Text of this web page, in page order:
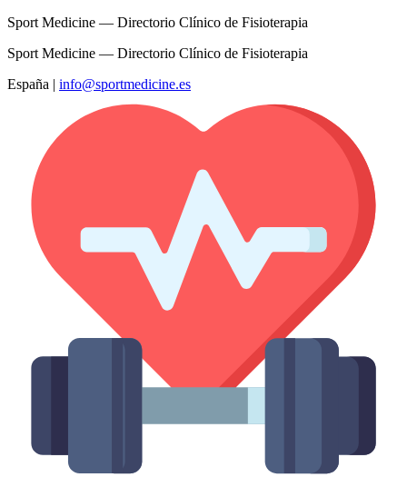
Sport Medicine — Directorio Clínico de Fisioterapia
Sport Medicine — Directorio Clínico de Fisioterapia
España | info@sportmedicine.es